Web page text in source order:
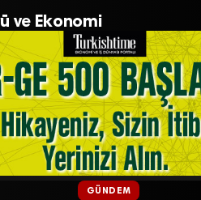
ve Ekonomi
GÜNDEM